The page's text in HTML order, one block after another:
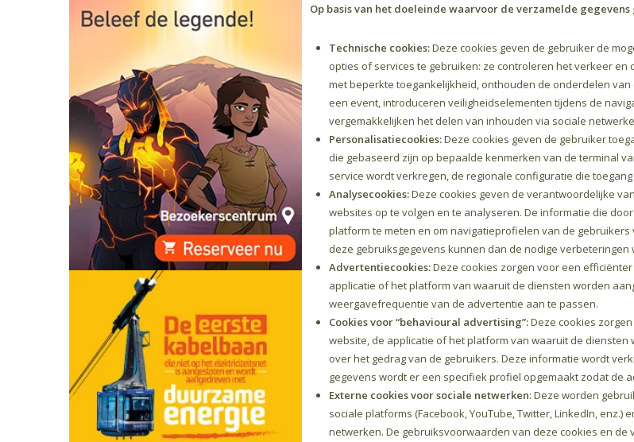
Op basis van het doeleinde waarvoor de verzamelde
Technische cookies:Deze cookies geven de gebruiker de
opties of services te gebruiken: ze controleren het verkeer
met beperkte toegankelijkheid, onthouden de onderdelen
een event, introduceren veiligheidselementen tijdens de
vergemakkelijken het delen van inhouden via sociale
Personalisatiecookies:Deze cookies geven de gebruiker
die gebaseerd zijn op bepaalde kenmerken van de terminal
service wordt verkregen, de regionale configuratie die
Analysecookies:Deze cookies geven de verantwoordelijke
websites op te volgen en te analyseren. De informatie die
platform te meten en om navigatieprofielen van de
deze gebruiksgegevens kunnen dan de nodige verbeteringen
Advertentiecookies:Deze cookies zorgen voor een
applicatie of het platform van waaruit de diensten worden
weergavefrequentie van de advertentie aan te passen.
Cookies voor “behavioural advertising”:Deze cookies
website, de applicatie of het platform van waaruit de
over het gedrag van de gebruikers. Deze informatie wordt
gegevens wordt er een specifiek profiel opgemaakt zodat de
Externe cookies voor sociale netwerken: Deze worden
sociale platforms (Facebook, YouTube, Twitter, LinkedIn,
netwerken. De gebruiksvoorwaarden van deze cookies en